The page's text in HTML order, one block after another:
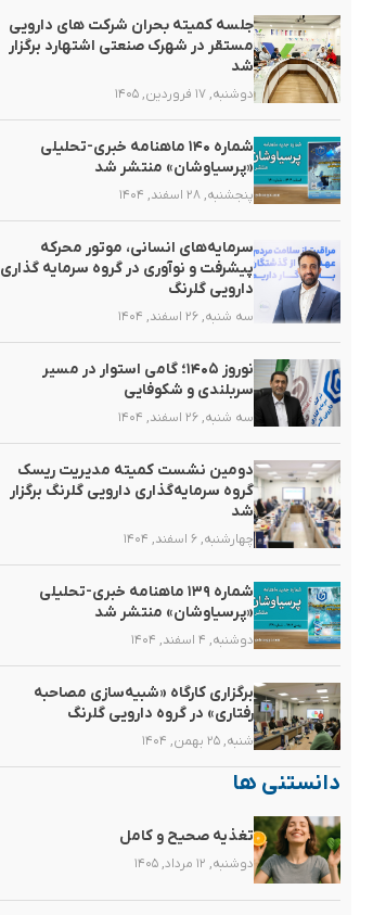
جلسه کمیته بحران شرکت های دارویی
مستقر در شهرک صنعتی اشتهارد برگزار
شد
دوشنبه, ۱۷ فروردین, ۱۴۰۵
شماره ۱۴۰ ماهنامه خبری-تحلیلی
«پرسیاوشان» منتشر شد
پنجشنبه, ۲۸ اسفند, ۱۴۰۴
سرمایه‌های انسانی، موتور محرکه
پیشرفت و نوآوری در گروه سرمایه گذاری
دارویی گلرنگ
سه شنبه, ۲۶ اسفند, ۱۴۰۴
نوروز ۱۴۰۵؛ گامی استوار در مسیر
سربلندی و شکوفایی
سه شنبه, ۲۶ اسفند, ۱۴۰۴
دومین نشست کمیته مدیریت ریسک
گروه سرمایه‌گذاری دارویی گلرنگ برگزار
شد
چهارشنبه, ۶ اسفند, ۱۴۰۴
شماره ۱۳۹ ماهنامه خبری-تحلیلی
«پرسیاوشان» منتشر شد
دوشنبه, ۴ اسفند, ۱۴۰۴
برگزاری کارگاه «شبیه‌سازی مصاحبه
رفتاری» در گروه دارویی گلرنگ
شنبه, ۲۵ بهمن, ۱۴۰۴
دانستنی ها
تغذیه صحیح و کامل
دوشنبه, ۱۲ مرداد, ۱۴۰۵